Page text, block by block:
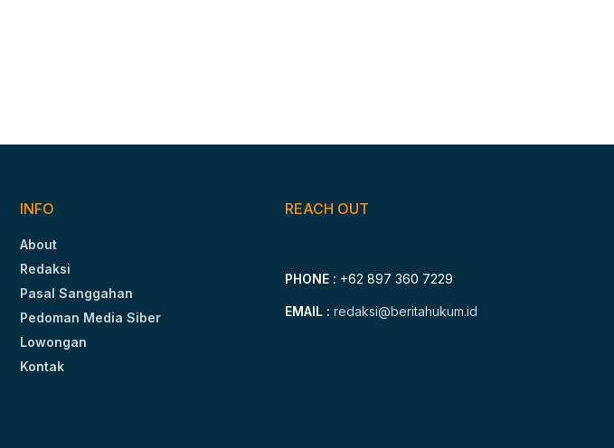
INFO
About
Redaksi
Pasal Sanggahan
Pedoman Media Siber
Lowongan
Kontak
REACH OUT
PHONE : +62 897 360 7229
EMAIL : redaksi@beritahukum.id